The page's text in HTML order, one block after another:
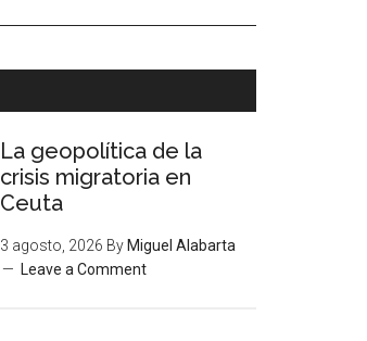
La geopolítica de la
crisis migratoria en
Ceuta
3 agosto, 2026 By Miguel Alabarta
Leave a Comment